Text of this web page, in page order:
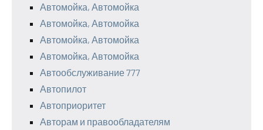
Автомойка, Автомойка
Автомойка, Автомойка
Автомойка, Автомойка
Автомойка, Автомойка
Автообслуживание 777
Автопилот
Автоприоритет
Авторам и правообладателям